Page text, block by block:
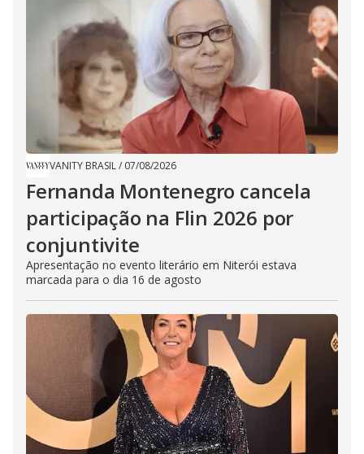
VANITY BRASIL/ 07/08/2026
Fernanda Montenegro cancela
participação na Flin 2026 por
conjuntivite
Apresentação no evento literário em Niterói estava
marcada para o dia 16 de agosto